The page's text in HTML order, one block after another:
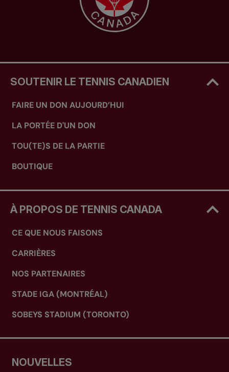
SOUTENIR LE TENNIS CANADIEN
FAIRE UN DON AUJOURD’HUI
LA PORTÉE D'UN DON
TOU(TE)S DE LA PARTIE
BOUTIQUE
À PROPOS DE TENNIS CANADA
CE QUE NOUS FAISONS
CARRIÈRES
NOS PARTENAIRES
STADE IGA (MONTRÉAL)
SOBEYS STADIUM (TORONTO)
NOUVELLES